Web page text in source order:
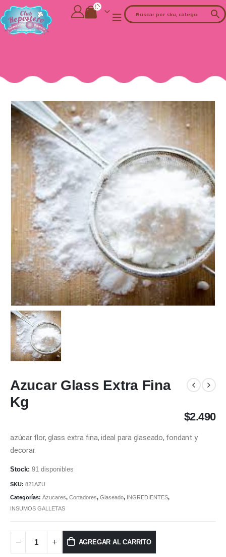
Azucar Glass Extra Fina
Kg
$2.490
azúcar flor, glass extra fina, ideal para glaseado, fondant y
decorar.
91 disponibles
SKU: 821AZU
Categorías: Azucares, Cortadores, Glaseado, INGREDIENTES,
INSUMOS GALLETAS
AGREGAR AL CARRITO